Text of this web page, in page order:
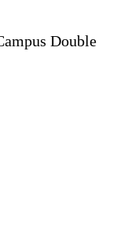
Double